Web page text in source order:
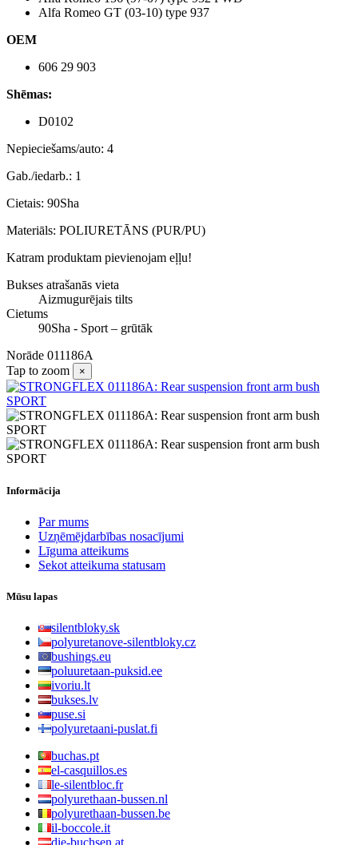
Alfa Romeo GT (03-10) type 937
OEM
606 29 903
Shēmas:
D0102
Nepieciešams/auto: 4
Gab./iedarb.: 1
Cietais: 90Sha
Materiāls: POLIURETĀNS (PUR/PU)
Katram produktam pievienojam eļļu!
Bukses atrašanās vieta
Aizmugurējais tilts
Cietums
90Sha - Sport – grūtāk
Norāde 011186A
Tap to zoom
×
Informācija
Par mums
Uzņēmējdarbības nosacījumi
Līguma atteikums
Sekot atteikuma statusam
Mūsu lapas
silentbloky.sk
polyuretanove-silentbloky.cz
bushings.eu
poluuretaan-puksid.ee
ivoriu.lt
bukses.lv
puse.si
polyuretaani-puslat.fi
buchas.pt
el-casquillos.es
le-silentbloc.fr
polyurethaan-bussen.nl
polyurethaan-bussen.be
il-boccole.it